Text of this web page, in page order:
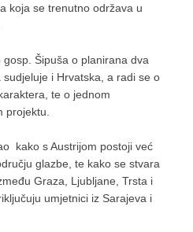
koja se trenutno održava u
Šipuša o planirana dva
i Hrvatska, a radi se o
te o jednom
projektu.
kako s Austrijom postoji već
glazbe, te kako se stvara
Graza, Ljubljane, Trsta i
umjetnici iz Sarajeva i